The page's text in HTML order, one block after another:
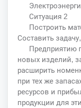
Ситуация 2
Построить
Составить
Предприятию
новых изделий,
расширить
при тех же
ресурсов и
продукции для